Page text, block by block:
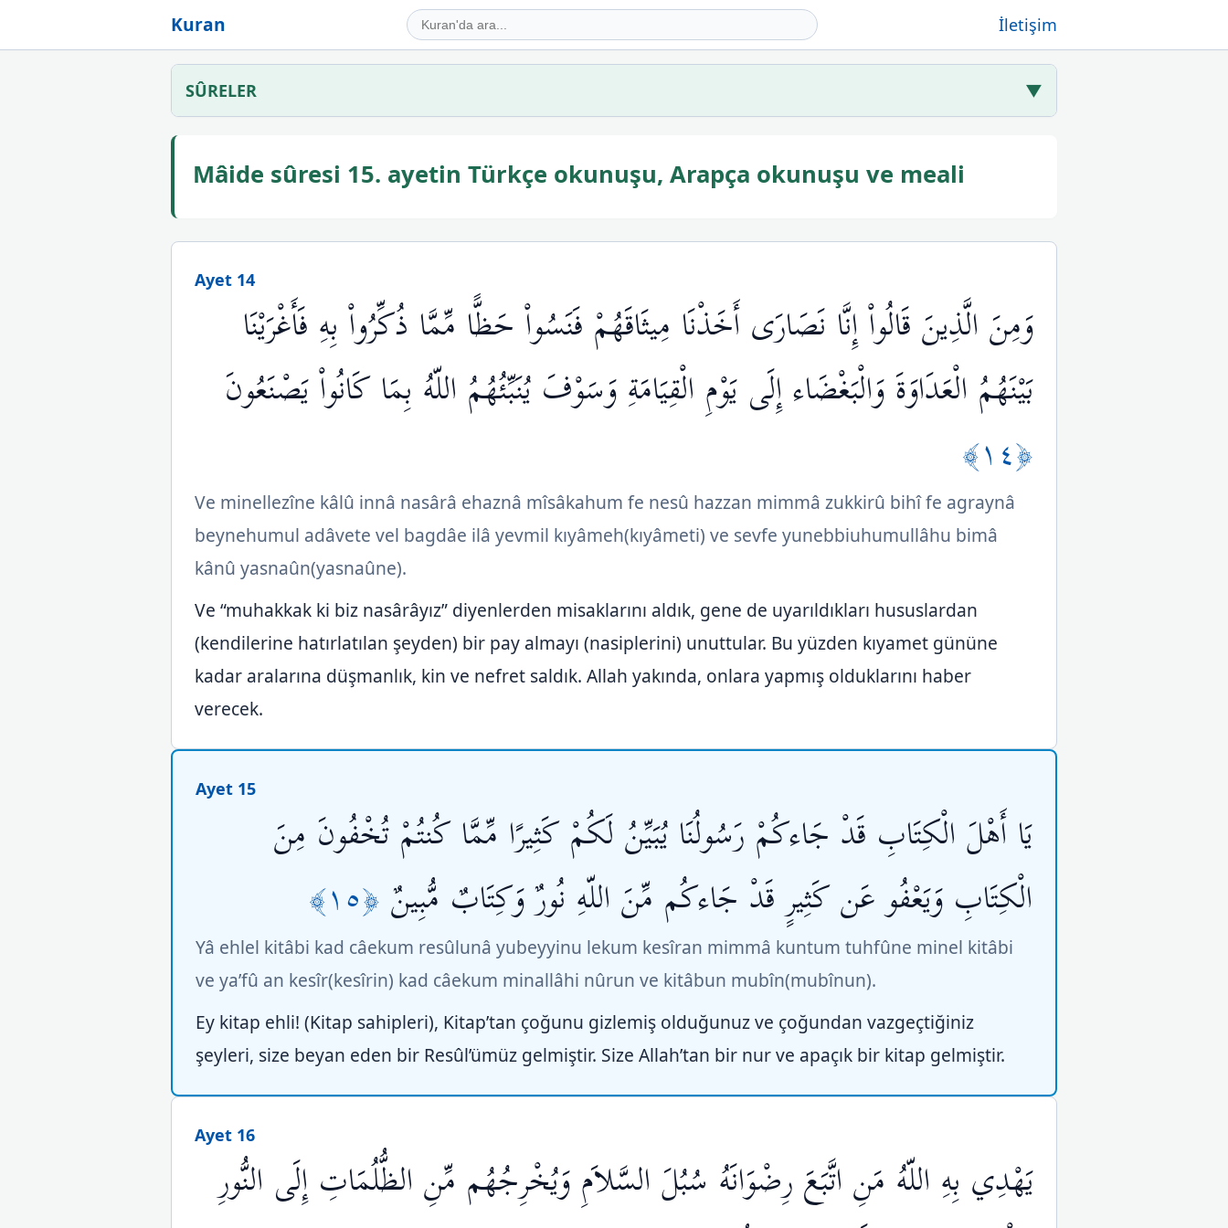
Kuran İletişim
SÛRELER ▼
Mâide sûresi 15. ayetin Türkçe okunuşu, Arapça okunuşu ve meali
Ayet 14
وَمِنَ الَّذِينَ قَالُواْ إِنَّا نَصَارَى أَخَذْنَا مِيثَاقَهُمْ فَنَسُواْ حَظًّا مِّمَّا ذُكِّرُواْ بِهِ فَأَغْرَيْنَا
بَيْنَهُمُ الْعَدَاوَةَ وَالْبَغْضَاء إِلَى يَوْمِ الْقِيَامَةِ وَسَوْفَ يُنَبِّئُهُمُ اللّهُ بِمَا كَانُواْ يَصْنَعُونَ
﴿١٤﴾
Ve minellezîne kâlû innâ nasârâ ehaznâ mîsâkahum fe nesû hazzan mimmâ zukkirû bihî fe agraynâ
beynehumul adâvete vel bagdâe ilâ yevmil kıyâmeh(kıyâmeti) ve sevfe yunebbiuhumullâhu bimâ
kânû yasnaûn(yasnaûne).
Ve “muhakkak ki biz nasârâyız” diyenlerden misaklarını aldık, gene de uyarıldıkları hususlardan
(kendilerine hatırlatılan şeyden) bir pay almayı (nasiplerini) unuttular. Bu yüzden kıyamet gününe
kadar aralarına düşmanlık, kin ve nefret saldık. Allah yakında, onlara yapmış olduklarını haber
verecek.
Ayet 15
يَا أَهْلَ الْكِتَابِ قَدْ جَاءكُمْ رَسُولُنَا يُبَيِّنُ لَكُمْ كَثِيرًا مِّمَّا كُنتُمْ تُخْفُونَ مِنَ
الْكِتَابِ وَيَعْفُو عَن كَثِيرٍ قَدْ جَاءكُم مِّنَ اللّهِ نُورٌ وَكِتَابٌ مُّبِينٌ ﴿١٥﴾
Yâ ehlel kitâbi kad câekum resûlunâ yubeyyinu lekum kesîran mimmâ kuntum tuhfûne minel kitâbi
ve ya’fû an kesîr(kesîrin) kad câekum minallâhi nûrun ve kitâbun mubîn(mubînun).
Ey kitap ehli! (Kitap sahipleri), Kitap’tan çoğunu gizlemiş olduğunuz ve çoğundan vazgeçtiğiniz
şeyleri, size beyan eden bir Resûl’ümüz gelmiştir. Size Allah’tan bir nur ve apaçık bir kitap gelmiştir.
Ayet 16
يَهْدِي بِهِ اللّهُ مَنِ اتَّبَعَ رِضْوَانَهُ سُبُلَ السَّلاَمِ وَيُخْرِجُهُم مِّنِ الظُّلُمَاتِ إِلَى النُّورِ